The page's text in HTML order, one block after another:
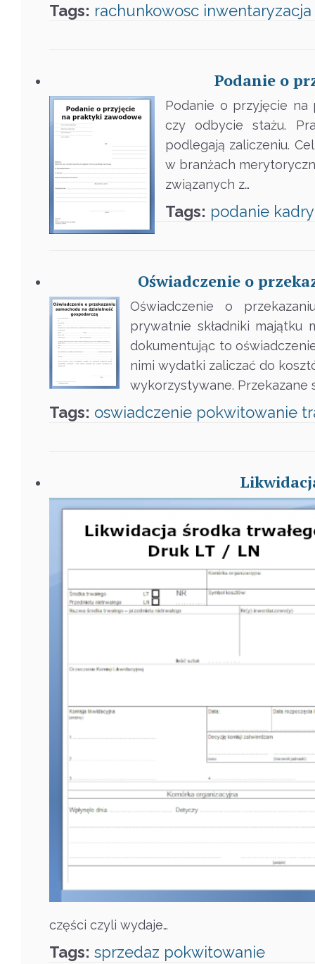
Tags: rachunkowosc inwentaryzacja
Podanie o
Podanie o przyjęcie na
czy odbycie stażu.
podlegają zaliczeniu.
w branżach
związanych z…
Tags: podanie kadry
Oświadczenie o
Oświadczenie o
prywatnie składniki majątku
dokumentując to
nimi wydatki zaliczać do
wykorzystywane. Przekazane
Tags: oswiadczenie pokwitowanie
części czyli wydaje…
Tags: sprzedaz pokwitowanie